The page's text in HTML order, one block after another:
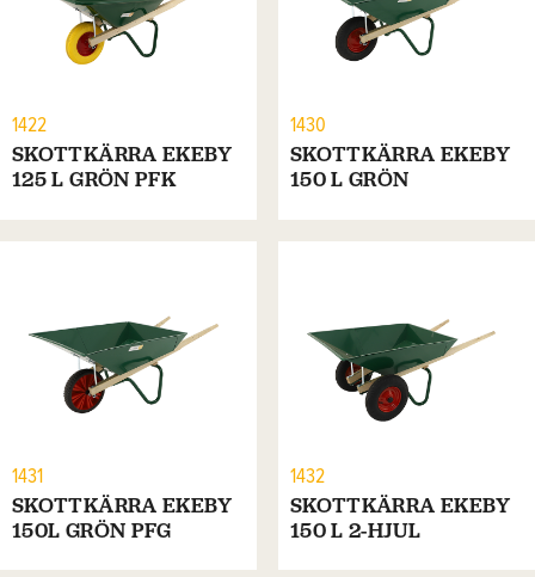
1422
SKOTTKÄRRA EKEBY
125 L GRÖN PFK
1430
SKOTTKÄRRA EKEBY
150 L GRÖN
1431
SKOTTKÄRRA EKEBY
150L GRÖN PFG
1432
SKOTTKÄRRA EKEBY
150 L 2-HJUL